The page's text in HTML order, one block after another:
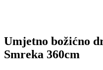
Umjetno božićno
Smreka 360cm